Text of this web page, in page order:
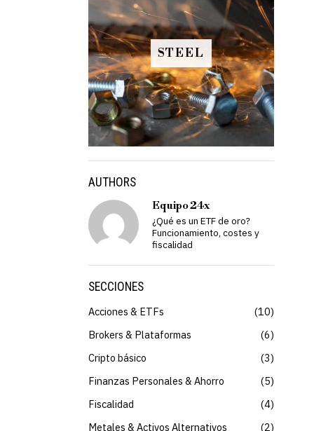
STEEL
AUTHORS
Equipo 24x
¿Qué es un ETF de oro?
Funcionamiento, costes y
fiscalidad
SECCIONES
Acciones & ETFs
10
Brokers & Plataformas
6
Cripto básico
3
Finanzas Personales & Ahorro
5
Fiscalidad
4
Metales & Activos Alternativos
2